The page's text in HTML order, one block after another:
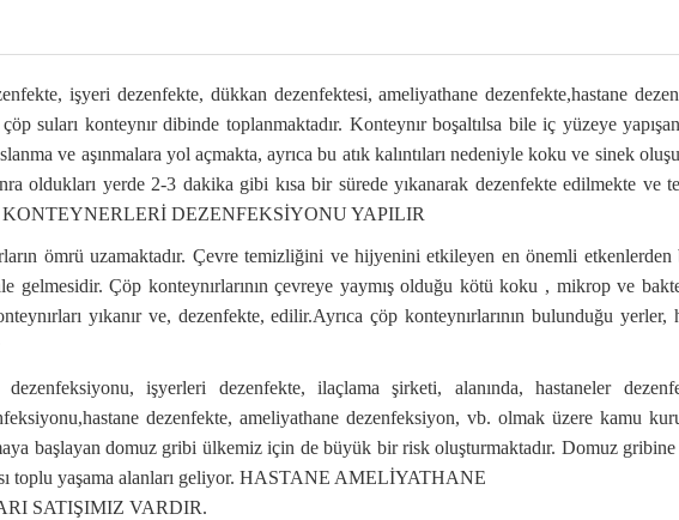
işyeri dezenfekte, dükkan dezenfektesi, ameliyathane dezenfekte,hastane
suları konteynır dibinde toplanmaktadır. Konteynır boşaltılsa bile iç yüzeye
ve aşınmalara yol açmakta, ayrıca bu atık kalıntıları nedeniyle koku ve sinek
oldukları yerde 2-3 dakika gibi kısa bir sürede yıkanarak dezenfekte edilmekte ve
KONTEYNERLERİ DEZENFEKSİYONU YAPILIR
ömrü uzamaktadır. Çevre temizliğini ve hijyenini etkileyen en önemli etkenlerden
gelmesidir. Çöp konteynırlarının çevreye yaymış olduğu kötü koku , mikrop ve
yıkanır ve, dezenfekte, edilir.Ayrıca çöp konteynırlarının bulunduğu yerler,
işyerleri dezenfekte, ilaçlama şirketi, alanında, hastaneler
dezenfekte, ameliyathane dezenfeksiyon, vb. olmak üzere kamu
başlayan domuz gribi ülkemiz için de büyük bir risk oluşturmaktadır. Domuz gribine
toplu yaşama alanları geliyor. HASTANE AMELİYATHANE
SATIŞIMIZ VARDIR.